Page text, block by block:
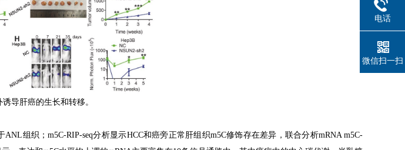
导肝癌的生长和转移。
ANL组织；m5C-RIP-seq分析显示HCC和癌旁正常肝组织m5C修饰存在差异，联合分析mRNA m5C-
电话
微信扫一扫